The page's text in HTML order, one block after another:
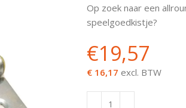
Op zoek naar een
speelgoedkistje?
€19,57
€ 16,17 excl. BTW